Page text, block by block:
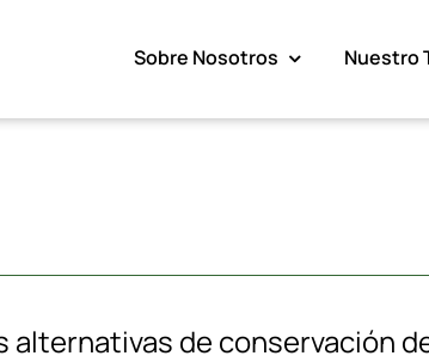
Sobre Nosotros Nuestro
alternativas de conservación